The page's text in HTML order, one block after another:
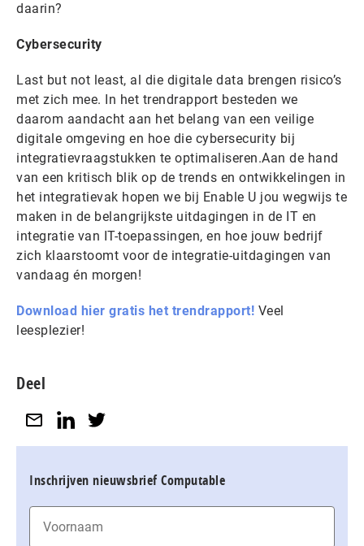
daarin?
Cybersecurity
Last but not least, al die digitale data brengen risico’s
met zich mee. In het trendrapport besteden we
daarom aandacht aan het belang van een veilige
digitale omgeving en hoe die cybersecurity bij
integratievraagstukken te optimaliseren.Aan de hand
van een kritisch blik op de trends en ontwikkelingen in
het integratievak hopen we bij Enable U jou wegwijs te
maken in de belangrijkste uitdagingen in de IT en
integratie van IT-toepassingen, en hoe jouw bedrijf
zich klaarstoomt voor de integratie-uitdagingen van
vandaag én morgen!
Download hier gratis het trendrapport! Veel
leesplezier!
Deel
Inschrijven nieuwsbrief Computable